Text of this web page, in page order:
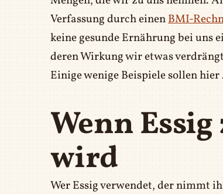
Verfassung durch einenBMI-
keine gesunde Ernährung bei uns
deren Wirkung wir etwas
Einige wenige Beispiele sollen
Wenn
wird
Wer Essig verwendet, der nimmt